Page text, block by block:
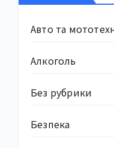
Авто та
Алкоголь
Без рубрики
Безпека